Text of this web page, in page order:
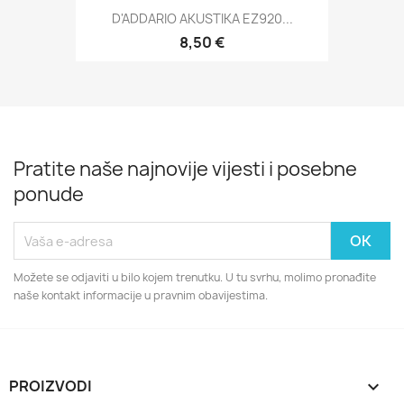
D'ADDARIO AKUSTIKA EZ920...
8,50 €
Pratite naše najnovije vijesti i posebne
ponude
Možete se odjaviti u bilo kojem trenutku. U tu svrhu, molimo pronađite
naše kontakt informacije u pravnim obavijestima.
PROIZVODI 